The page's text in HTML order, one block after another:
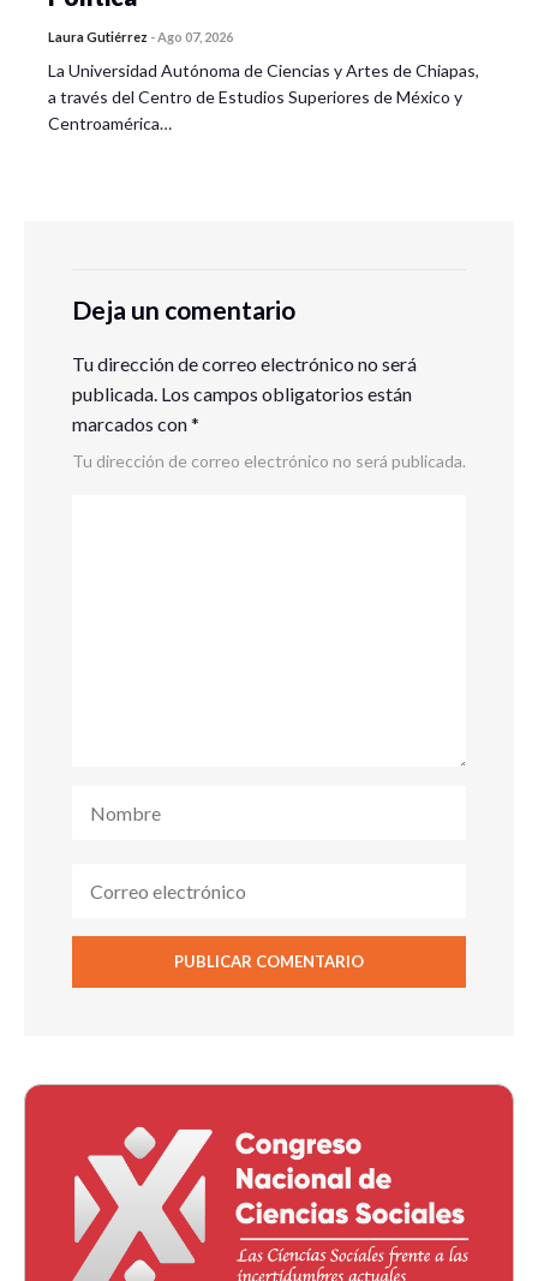
Laura Gutiérrez -Ago 07, 2026
La Universidad Autónoma de Ciencias y Artes de Chiapas,
a través del Centro de Estudios Superiores de México y
Centroamérica…
Deja un comentario
Tu dirección de correo electrónico no será
publicada. Los campos obligatorios están
marcados con*
Tu dirección de correo electrónico no será publicada.